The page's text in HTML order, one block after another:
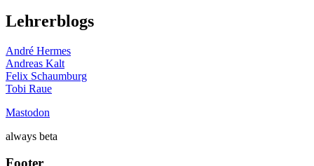
Lehrerblogs
André Hermes
Andreas Kalt
Felix Schaumburg
Tobi Raue
Mastodon
always beta